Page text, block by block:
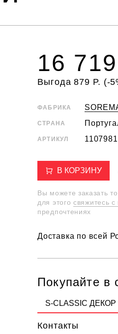
16
Выгода 879 Р. (-
ФАБРИКА
СТРАНА
АРТИКУЛ
В КОРЗИНУ
Вы можете заказать
для этого свяжитесь с
предпочтениях
Доставка по всей
Покупайте в
S-CLASSIC ДЕКОР
Контакты